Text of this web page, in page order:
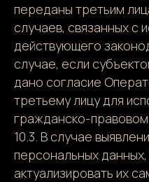
переданы третьим
случаев, связанных с
действующего
случае, если
дано согласие
третьему лицу для
гражданско-
10.3. В случае
персональных
актуализировать их